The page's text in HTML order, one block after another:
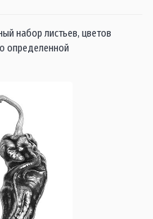
набор листьев, цветов
определенной